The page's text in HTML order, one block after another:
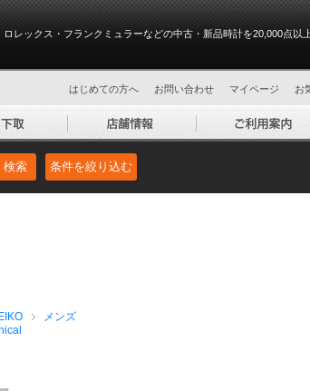
ロレックス・フランクミュラーなどの中古・新品時計を20,000点以
はじめての方へ お問い合わせ マイページ お
検索 条件を絞り込む
メンズ